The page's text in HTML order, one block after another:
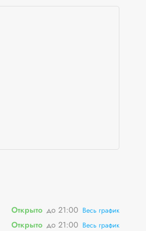
Открыто до 21:00 Весь график
Открыто до 21:00 Весь график